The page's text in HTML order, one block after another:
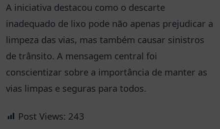
A iniciativa destacou como o descarte
inadequado de lixo pode não apenas prejudicar a
limpeza das vias, mas também causar sinistros
de trânsito. A mensagem central foi
conscientizar sobre a importância de manter as
vias limpas e seguras para todos.
Post Views: 243